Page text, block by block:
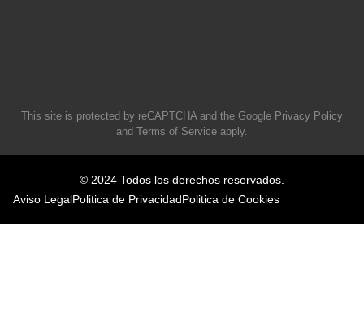
This site is protected by reCAPTCHA and the Google Privacy Policy
and Terms of Service apply.
© 2024 Todos los derechos reservados.
Aviso LegalPolitica de PrivacidadPolitica de Cookies